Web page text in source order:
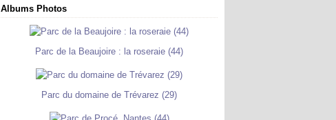
Albums Photos
Parc de la Beaujoire : la roseraie (44)
Parc du domaine de Trévarez (29)